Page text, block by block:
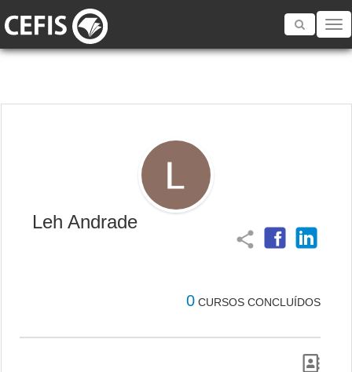
Toggle
Leh Andrade
share
0 CURSOS CONCLUÍDOS